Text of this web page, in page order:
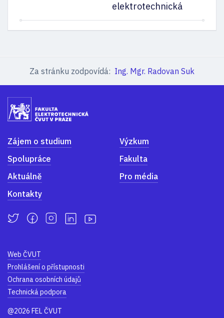
elektrotechnická
Za stránku zodpovídá: Ing. Mgr. Radovan Suk
Zájem o studium
Výzkum
Spolupráce
Fakulta
Aktuálně
Pro média
Kontakty
Web ČVUT
Prohlášení o přístupnosti
Ochrana osobních údajů
Technická podpora
@2026 FEL ČVUT